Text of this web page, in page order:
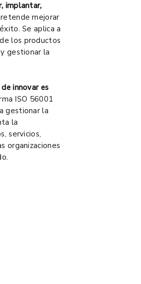
implantar,
mejorar
Se aplica a
los productos
gestionar la
innovar es
ISO 56001
gestionar la
la
servicios,
organizaciones